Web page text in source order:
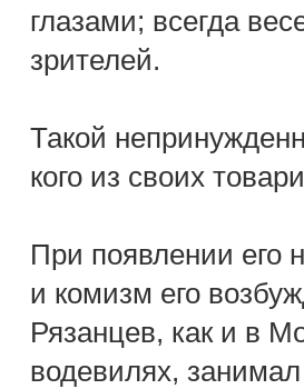
глазами; всегда
зрителей.
Такой
кого из своих
При появлении его
и комизм его
Рязанцев, как и в
водевилях,